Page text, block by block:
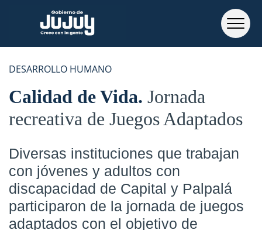
DESARROLLO HUMANO
Calidad de Vida Jornada
recreativa de Juegos Adaptados
Diversas instituciones que trabajan
con jóvenes y adultos con
discapacidad de Capital y Palpalá
participaron de la jornada de juegos
adaptados con el objetivo de